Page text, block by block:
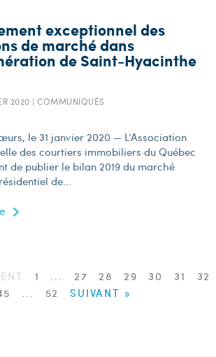
exceptionnel des
de marché dans
de Saint-Hyacinthe
2020 | COMMUNIQUÉS
le 31 janvier 2020 — L’Association
des courtiers immobiliers du Québec
de publier le bilan 2019 du marché
de...
1 ... 27 28 29 30 31 32
... 52 SUIVANT »